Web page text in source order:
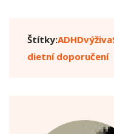
Štítky:ADHDvýživa
dietní doporučení